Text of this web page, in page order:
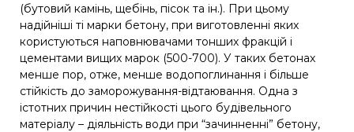
(бутовий камінь, щебінь, пісок та ін.). При цьому
надійніші ті марки бетону, при виготовленні яких
користуються наповнювачами тонших фракцій і
цементами вищих марок (500-700). У таких бетонах
менше пор, отже, менше водопоглинання і більше
стійкість до заморожування-відтаювання. Одна з
істотних причин нестійкості цього будівельного
матеріалу – діяльність води при “зачинненні” бетону,